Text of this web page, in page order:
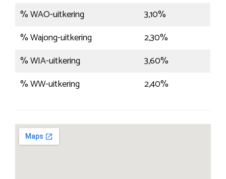
% WAO-uitkering
3,10%
% Wajong-uitkering
2,30%
% WIA-uitkering
3,60%
% WW-uitkering
2,40%